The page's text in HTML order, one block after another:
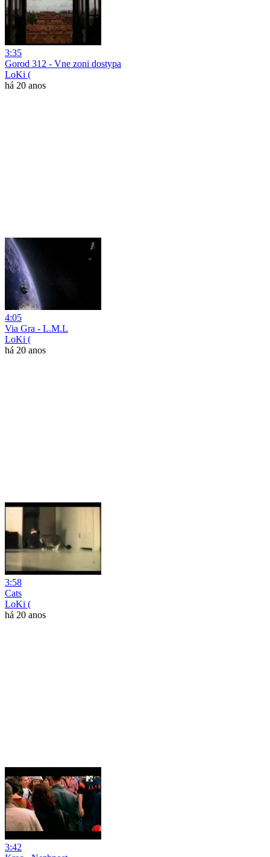
3:35
Gorod 312 - Vne zoni dostypa
LoKi (
há 20 anos
4:05
Via Gra - L.M.L
LoKi (
há 20 anos
3:58
Cats
LoKi (
há 20 anos
3:42